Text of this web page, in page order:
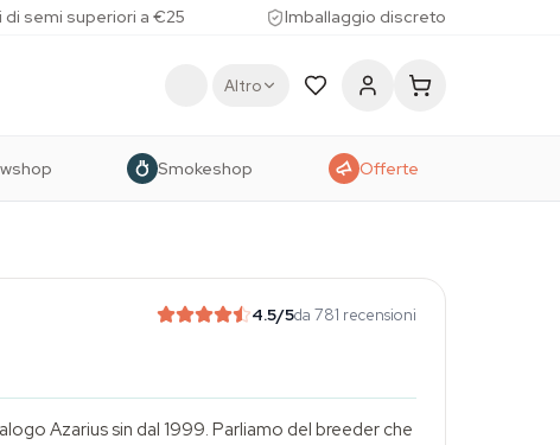
semi superiori a €25 Imballaggio discreto
Altro
Smokeshop Offerte
4.5/5da 781 recensioni
Azarius sin dal 1999. Parliamo del breeder che